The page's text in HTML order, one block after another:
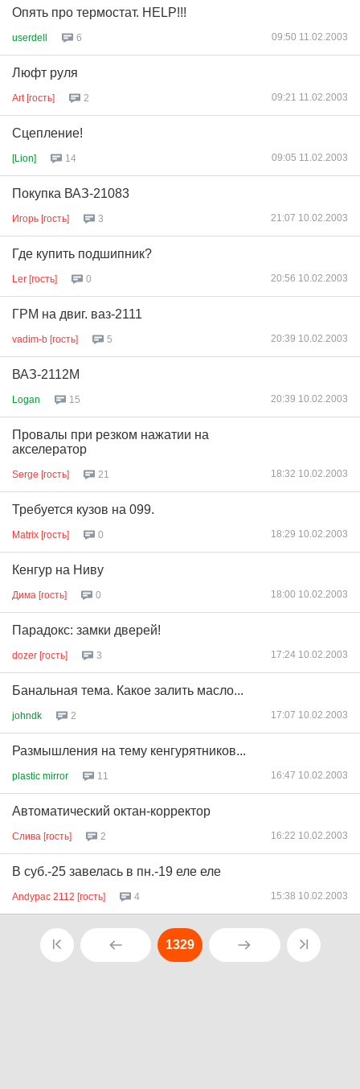
Опять про термостат. HELP!!!
userdell 6 09:50 11.02.2003
Люфт руля
Art [гость] 2 09:21 11.02.2003
Сцепление!
[Lion] 14 09:05 11.02.2003
Покупка ВАЗ-21083
Игорь [гость] 3 21:07 10.02.2003
Где купить подшипник?
Ler [гость] 0 20:56 10.02.2003
ГРМ на двиг. ваз-2111
vadim-b [гость] 5 20:39 10.02.2003
ВАЗ-2112М
Logan 15 20:39 10.02.2003
Провалы при резком нажатии на
акселератор
Serge [гость] 21 18:32 10.02.2003
Требуется кузов на 099.
Matrix [гость] 0 18:29 10.02.2003
Кенгур на Ниву
Дима [гость] 0 18:00 10.02.2003
Парадокс: замки дверей!
dozer [гость] 3 17:24 10.02.2003
Банальная тема. Какое залить масло...
johndk 2 17:07 10.02.2003
Размышления на тему кенгурятников...
plastic mirror 11 16:47 10.02.2003
Автоматический октан-корректор
Слива [гость] 2 16:22 10.02.2003
В суб.-25 завелась в пн.-19 еле еле
Andypac 2112 [гость] 4 15:38 10.02.2003
1329